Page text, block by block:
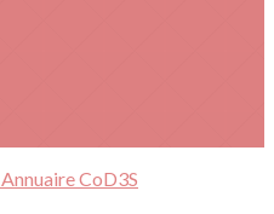
Annuaire CoD3S